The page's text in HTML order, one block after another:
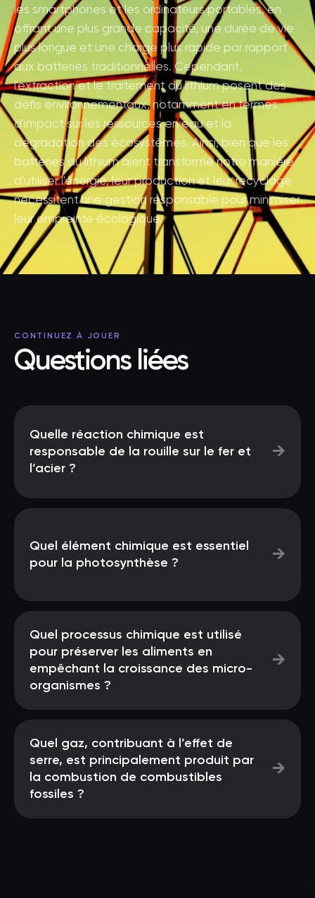
les smartphones et les ordinateurs portables, en
offrant une plus grande capacité, une durée de vie
plus longue et une charge plus rapide par rapport
aux batteries traditionnelles. Cependant,
l'extraction et le traitement du lithium posent des
défis environnementaux, notamment en termes
d'impact sur les ressources en eau et la
dégradation des écosystèmes. Ainsi, bien que les
batteries au lithium aient transformé notre manière
d'utiliser l'énergie, leur production et leur recyclage
nécessitent une gestion responsable pour minimiser
leur empreinte écologique.
CONTINUEZ À JOUER
Questions liées
Quelle réaction chimique est
responsable de la rouille sur le fer et
l’acier ?
→
Quel élément chimique est essentiel
pour la photosynthèse ?
→
Quel processus chimique est utilisé
pour préserver les aliments en
empêchant la croissance des micro-
organismes ?
→
Quel gaz, contribuant à l’effet de
serre, est principalement produit par
la combustion de combustibles
fossiles ?
→